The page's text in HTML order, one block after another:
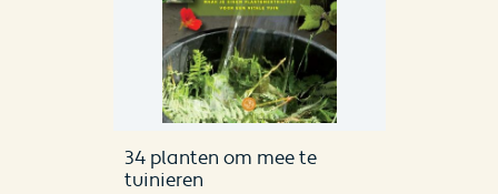
34 planten om mee te
tuinieren